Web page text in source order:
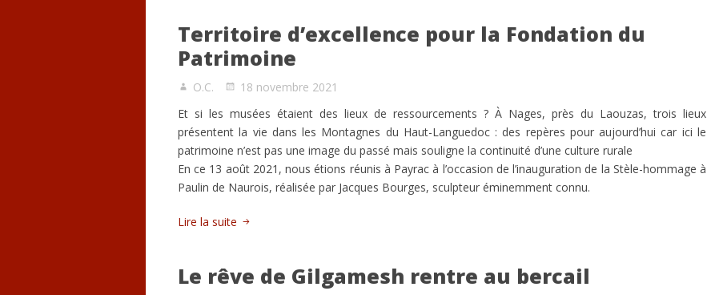
Territoire d’excellence pour la Fondation du
Patrimoine
O.C.
18 novembre 2021
Et si les musées étaient des lieux de ressourcements ? À Nages, près du Laouzas, trois lieux
présentent la vie dans les Montagnes du Haut-Languedoc : des repères pour aujourd’hui car ici le
patrimoine n’est pas une image du passé mais souligne la continuité d’une culture rurale
En ce 13 août 2021, nous étions réunis à Payrac à l’occasion de l’inauguration de la Stèle-hommage à
Paulin de Naurois, réalisée par Jacques Bourges, sculpteur éminemment connu.
Lire la suite
Le rêve de Gilgamesh rentre au bercail